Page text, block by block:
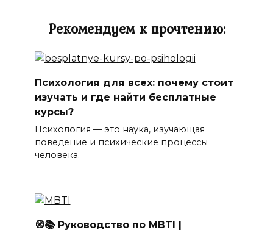
Рекомендуем к прочтению:
Психология для всех: почему стоит
изучать и где найти бесплатные
курсы?
Психология — это наука, изучающая
поведение и психические процессы
человека.
🧭📚 Руководство по MBTI |